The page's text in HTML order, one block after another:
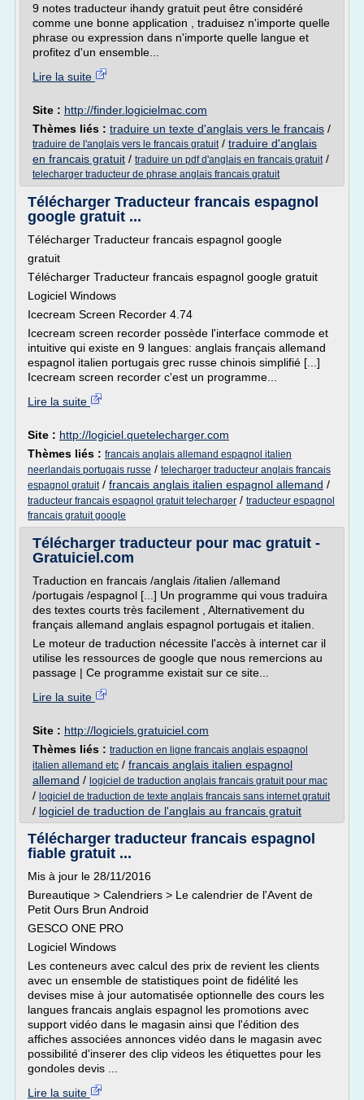
9 notes traducteur ihandy gratuit peut être considéré
comme une bonne application , traduisez n'importe quelle
phrase ou expression dans n'importe quelle langue et
profitez d'un ensemble...
Lire la suite
Site : http://finder.logicielmac.com
Thèmes liés : traduire un texte d'anglais vers le francais /
traduire de l'anglais vers le francais gratuit/ traduire d'anglais
en francais gratuit / traduire un pdf d'anglais en francais gratuit/
telecharger traducteur de phrase anglais francais gratuit
Télécharger Traducteur francais espagnol
google gratuit ...
Télécharger Traducteur francais espagnol google
gratuit
Télécharger Traducteur francais espagnol google gratuit
Logiciel Windows
Icecream Screen Recorder 4.74
Icecream screen recorder possède l'interface commode et
intuitive qui existe en 9 langues: anglais français allemand
espagnol italien portugais grec russe chinois simplifié [...]
Icecream screen recorder c'est un programme...
Lire la suite
Site : http://logiciel.quetelecharger.com
Thèmes liés : francais anglais allemand espagnol italien
neerlandais portugais russe / telecharger traducteur anglais francais
espagnol gratuit/ francais anglais italien espagnol allemand /
traducteur francais espagnol gratuit telecharger / traducteur espagnol
francais gratuit google
Télécharger traducteur pour mac gratuit -
Gratuiciel.com
Traduction en francais /anglais /italien /allemand
/portugais /espagnol [...] Un programme qui vous traduira
des textes courts très facilement , Alternativement du
français allemand anglais espagnol portugais et italien.
Le moteur de traduction nécessite l'accès à internet car il
utilise les ressources de google que nous remercions au
passage | Ce programme existait sur ce site...
Lire la suite
Site : http://logiciels.gratuiciel.com
Thèmes liés : traduction en ligne francais anglais espagnol
italien allemand etc / francais anglais italien espagnol
allemand / logiciel de traduction anglais francais gratuit pour mac
/ logiciel de traduction de texte anglais francais sans internet gratuit
/ logiciel de traduction de l'anglais au francais gratuit
Télécharger traducteur francais espagnol
fiable gratuit ...
Mis à jour le 28/11/2016
Bureautique > Calendriers > Le calendrier de l'Avent de
Petit Ours Brun Android
GESCO ONE PRO
Logiciel Windows
Les conteneurs avec calcul des prix de revient les clients
avec un ensemble de statistiques point de fidélité les
devises mise à jour automatisée optionnelle des cours les
langues francais anglais espagnol les promotions avec
support vidéo dans le magasin ainsi que l'édition des
affiches associées annonces vidéo dans le magasin avec
possibilité d'inserer des clip videos les étiquettes pour les
gondoles devis ...
Lire la suite